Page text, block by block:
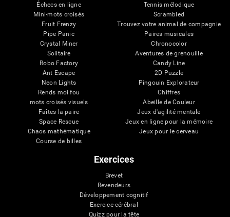
Échecs en ligne
Mini-mots croisés
Fruit Frenzy
Pipe Panic
Crystal Miner
Solitaire
Robo Factory
Ant Escape
Neon Lights
Rends moi fou
mots croisés visuels
Faîtes la paire
Space Rescue
Chaos mathématique
Course de billes
Tennis mélodique
Scrambled
Trouvez votre animal de compagnie
Paires musicales
Chronocolor
Aventures de grenouille
Candy Line
2D Puzzle
Pingouin Explorateur
Chiffres
Abeille de Couleur
Jeux d'agilité mentale
Jeux en ligne pour la mémoire
Jeux pour le cerveau
Exercices
Brevet
Revendeurs
Développement cognitif
Exercice cérébral
Quizz pour la tête